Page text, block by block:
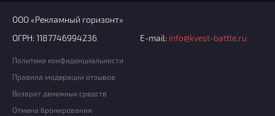
ООО «Рекламный горизонт»
ОГРН: 1187746994236
E-mail: info@kvest-battle.ru
Политика конфиденциальности
Правила модерации отзывов
Возврат денежных средств
Отмена бронирования